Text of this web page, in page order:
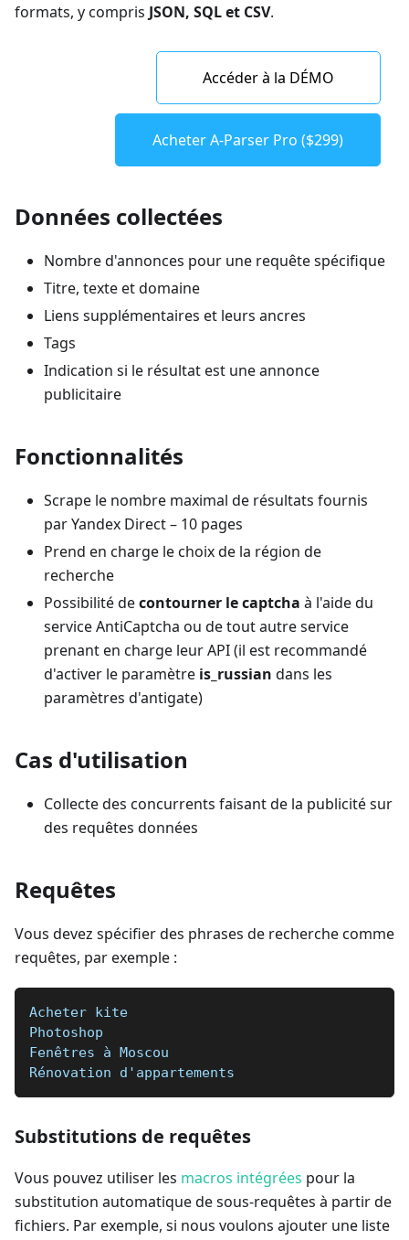
formats, y compris JSON, SQL et CSV.
Accéder à la DÉMO
Acheter A-Parser Pro ($299)
Données collectées
Nombre d'annonces pour une requête spécifique
Titre, texte et domaine
Liens supplémentaires et leurs ancres
Tags
Indication si le résultat est une annonce
publicitaire
Fonctionnalités
Scrape le nombre maximal de résultats fournis
par Yandex Direct – 10 pages
Prend en charge le choix de la région de
recherche
Possibilité decontourner le captcha à l'aide du
service AntiCaptcha ou de tout autre service
prenant en charge leur API (il est recommandé
d'activer le paramètre is_russian dans les
paramètres d'antigate)
Cas d'utilisation
Collecte des concurrents faisant de la publicité sur
des requêtes données
Requêtes
Vous devez spécifier des phrases de recherche comme
requêtes, par exemple :
Acheter kite
Photoshop
Fenêtres à Moscou
Rénovation d'appartements
Substitutions de requêtes
Vous pouvez utiliser les macros intégrées pour la
substitution automatique de sous-requêtes à partir de
fichiers. Par exemple, si nous voulons ajouter une liste